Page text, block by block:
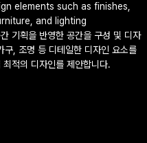
elements such as finishes,
and lighting
기획을 반영한 공간을 구성 및 디자
구, 조명 등 디테일한 디자인 요소를
최적의 디자인를 제안합니다.